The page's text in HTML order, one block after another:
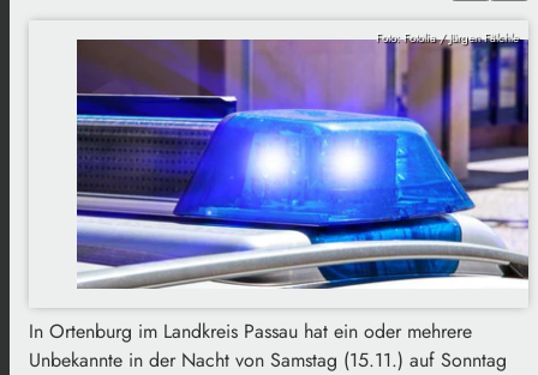
Foto: Fotolia / Jürgen Fälchle
In Ortenburg im Landkreis Passau hat ein oder mehrere
Unbekannte in der Nacht von Samstag (15.11.) auf Sonntag